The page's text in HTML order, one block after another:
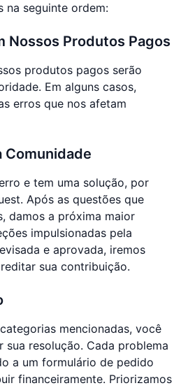
na seguinte ordem:
Nossos Produtos Pagos
produtos pagos serão
Em alguns casos,
erros que nos afetam
Comunidade
e tem uma solução, por
Após as questões que
damos a próxima maior
impulsionadas pela
e aprovada, iremos
sua contribuição.
mencionadas, você
resolução. Cada problema
a um formulário de pedido
financeiramente. Priorizamos